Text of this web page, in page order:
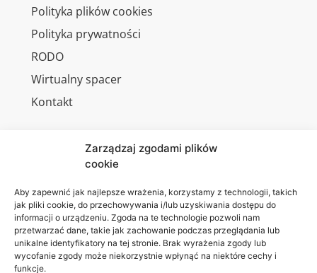
Zarządzaj zgodami plików
cookie
Aby zapewnić jak najlepsze wrażenia, korzystamy z technologii, takich
jak pliki cookie, do przechowywania i/lub uzyskiwania dostępu do
informacji o urządzeniu. Zgoda na te technologie pozwoli nam
przetwarzać dane, takie jak zachowanie podczas przeglądania lub
unikalne identyfikatory na tej stronie. Brak wyrażenia zgody lub
wycofanie zgody może niekorzystnie wpłynąć na niektóre cechy i
funkcje.
Polityka plików cookies
Polityka prywatności
RODO
Wirtualny spacer
Kontakt
Akademia
WSEI
ul.
Projektowa
4